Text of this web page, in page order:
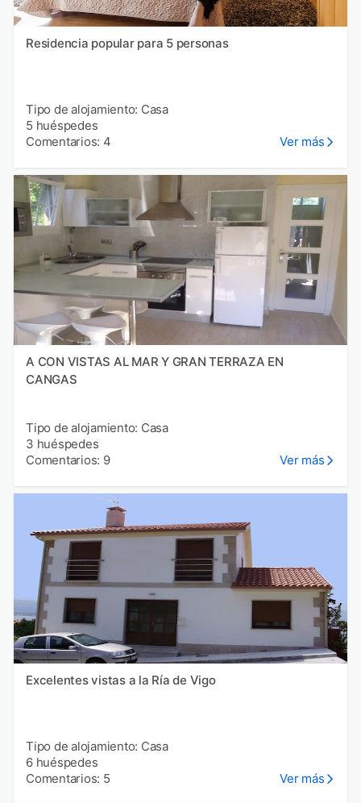
Residencia popular para 5 personas
Tipo de alojamiento: Casa
5 huéspedes
Comentarios: 4
Ver más
A CON VISTAS AL MAR Y GRAN TERRAZA EN
CANGAS
Tipo de alojamiento: Casa
3 huéspedes
Comentarios: 9
Ver más
Excelentes vistas a la Ría de Vigo
Tipo de alojamiento: Casa
6 huéspedes
Comentarios: 5
Ver más